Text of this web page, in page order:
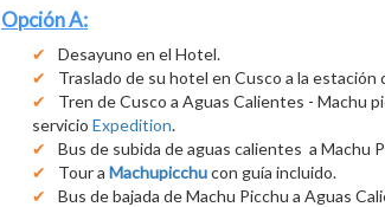
Opción A:
Desayuno en el Hotel.
Traslado de su hotel en Cusco a la estación
Tren de Cusco a Aguas Calientes - Machu
servicio Expedition.
Bus de subida de aguas calientes a Machu
Tour a Machupicchucon guía incluido.
Bus de bajada de Machu Picchu a Aguas